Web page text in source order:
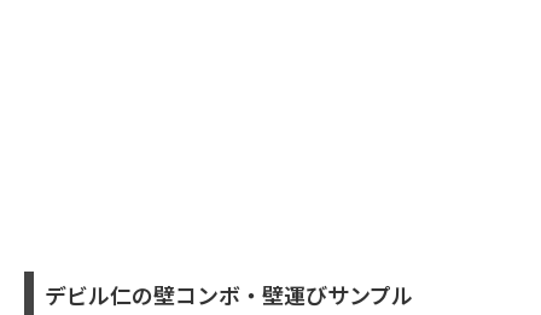
デビル仁の壁コンボ・壁運びサンプル